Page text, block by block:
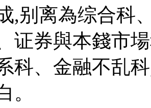
,别离為综合科
证券與本錢市
科、金融不乱
。